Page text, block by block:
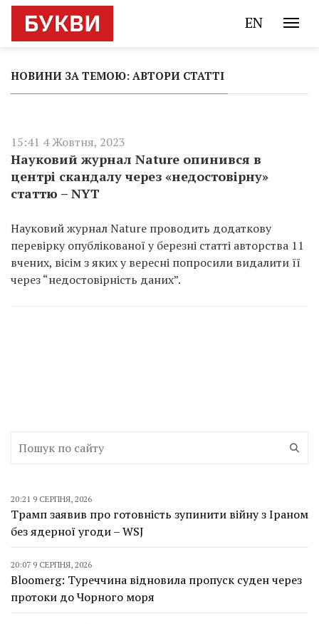
EN
НОВИНИ ЗА ТЕМОЮ: АВТОРИ СТАТТІ
15:41 4 Жовтня, 2023
Науковий журнал Nature опинився в
центрі скандалу через «недостовірну»
статтю – NYT
Науковий журнал Nature проводить додаткову
перевірку опублікованої у березні статті авторства 11
вчених, вісім з яких у вересні попросили видалити її
через “недостовірність даних”.
20:21 9 СЕРПНЯ, 2026
Трамп заявив про готовність зупинити війну з Іраном
без ядерної угоди – WSJ
20:07 9 СЕРПНЯ, 2026
Bloomerg: Туреччина відновила пропуск суден через
протоки до Чорного моря